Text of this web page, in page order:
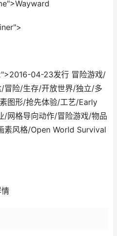
04-23发行 冒险游戏/
冒险/生存/开放世界/独立/多
图形/抢先体验/工艺/Early
网格导向动作/冒险游戏/物品
素风格/Open World Survival